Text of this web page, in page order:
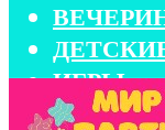
ИГРЫ